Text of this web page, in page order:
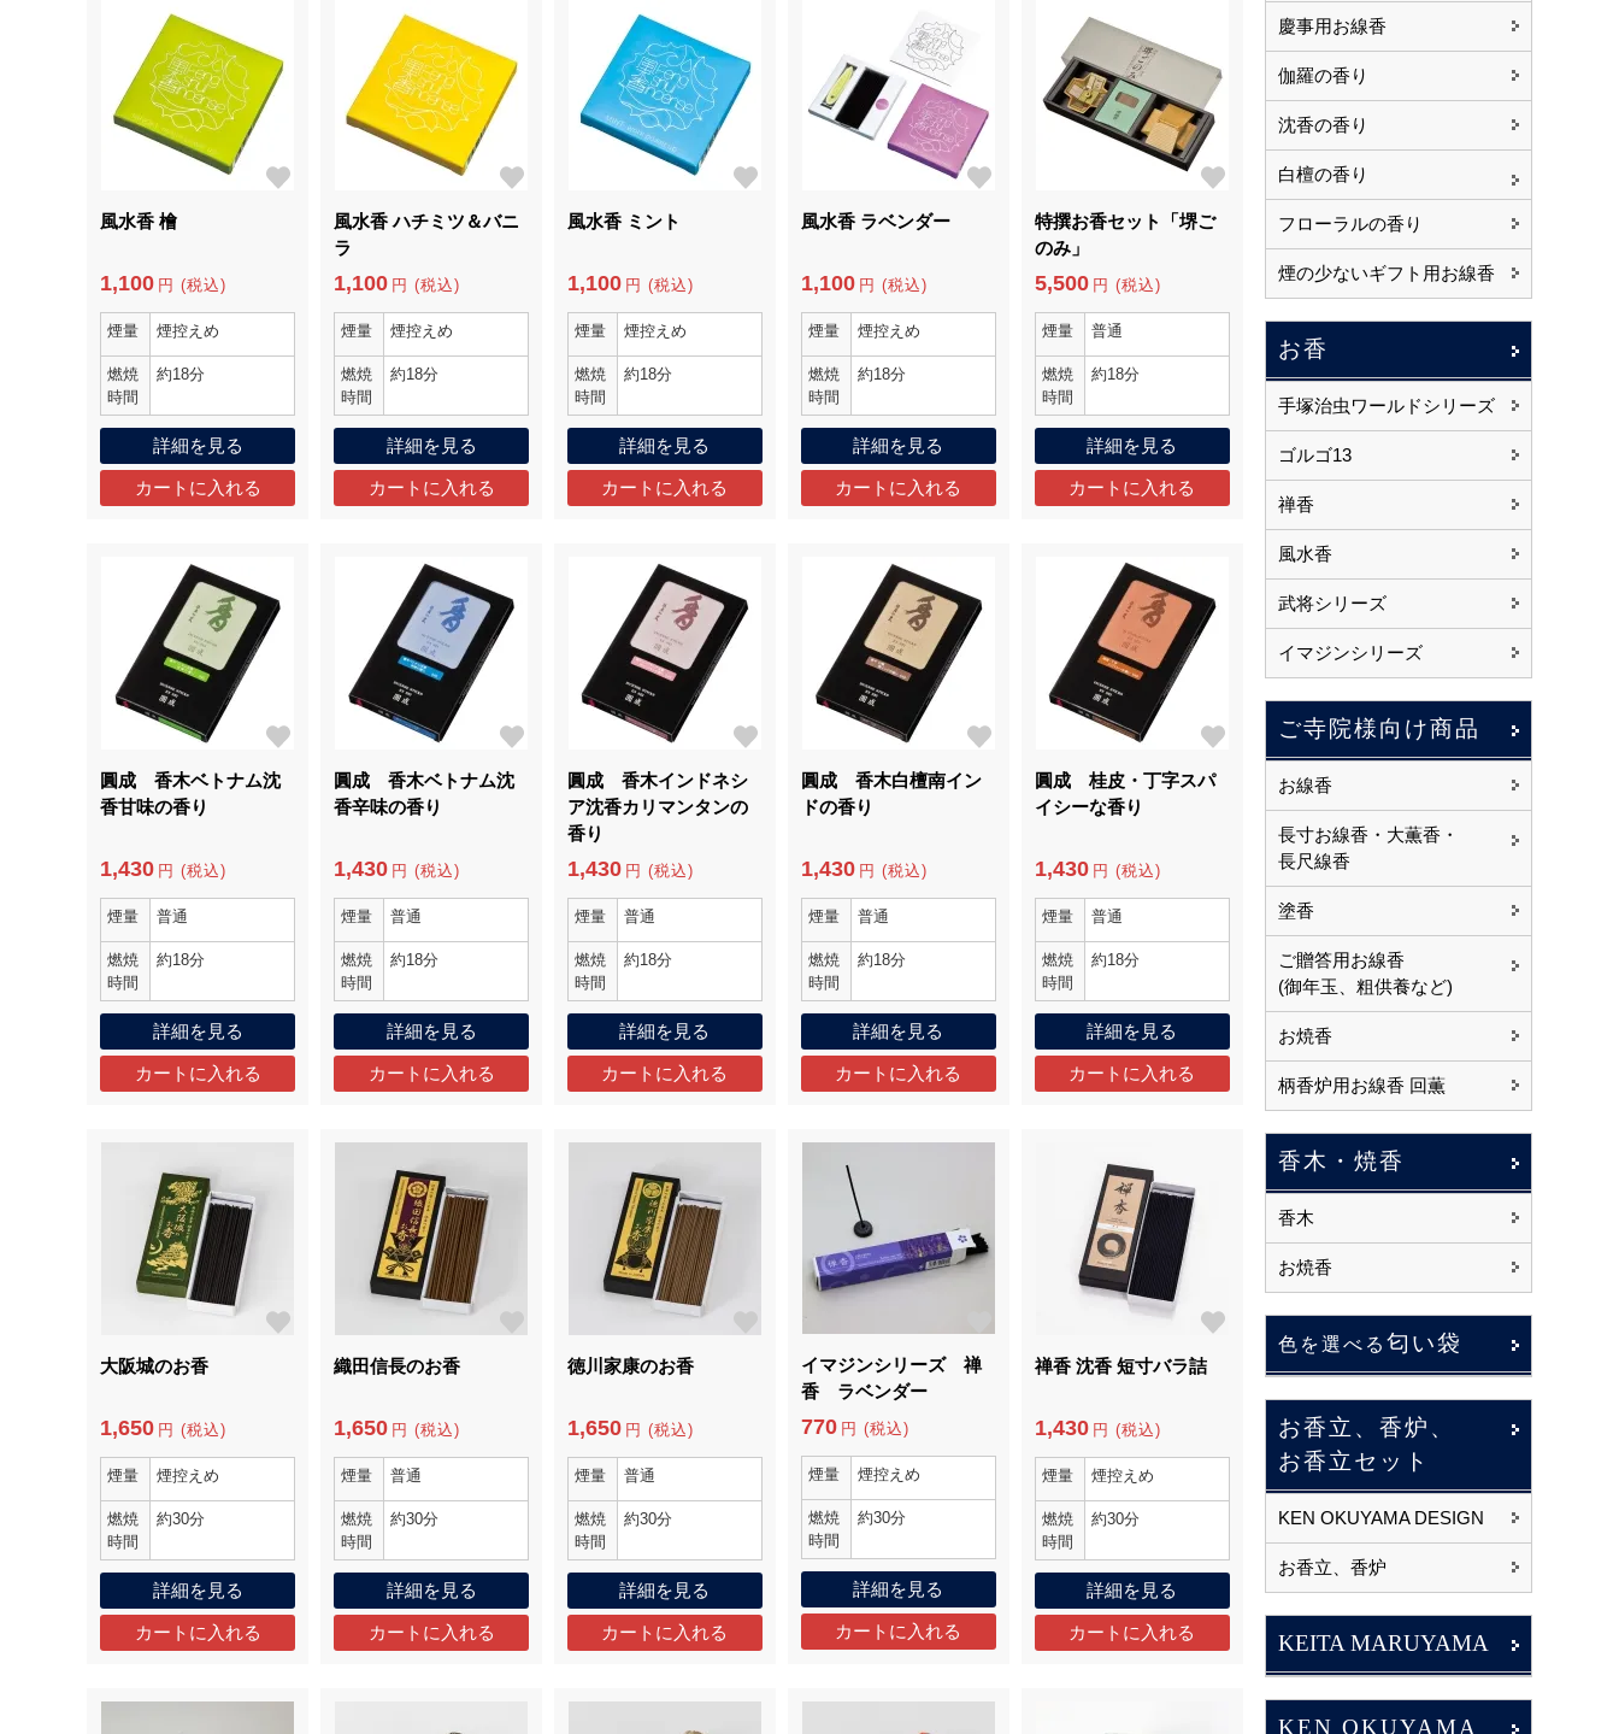
風水香 檜
1,100 円 (税込)
煙量 煙控えめ
燃焼
時間
約18分
詳細を見る
風水香 ハチミツ＆バニ
ラ
1,100 円 (税込)
煙量 煙控えめ
燃焼
時間
約18分
詳細を見る
風水香 ミント
1,100 円 (税込)
煙量 煙控えめ
燃焼
時間
約18分
詳細を見る
風水香 ラベンダー
1,100 円 (税込)
煙量 煙控えめ
燃焼
時間
約18分
詳細を見る
特撰お香セット「堺ご
のみ」
5,500 円 (税込)
煙量 普通
燃焼
時間
約18分
詳細を見る
圓成 香木ベトナム沈
香甘味の香り
1,430 円 (税込)
煙量 普通
燃焼
時間
約18分
詳細を見る
圓成 香木ベトナム沈
香辛味の香り
1,430 円 (税込)
煙量 普通
燃焼
時間
約18分
詳細を見る
圓成 香木インドネシ
ア沈香カリマンタンの
香り
1,430 円 (税込)
煙量 普通
燃焼
時間
約18分
詳細を見る
圓成 香木白檀南イン
ドの香り
1,430 円 (税込)
煙量 普通
燃焼
時間
約18分
詳細を見る
圓成 桂皮・丁字スパ
イシーな香り
1,430 円 (税込)
煙量 普通
燃焼
時間
約18分
詳細を見る
大阪城のお香
1,650 円 (税込)
煙量 煙控えめ
燃焼
時間
約30分
詳細を見る
織田信長のお香
1,650 円 (税込)
煙量 普通
燃焼
時間
約30分
詳細を見る
徳川家康のお香
1,650 円 (税込)
煙量 普通
燃焼
時間
約30分
詳細を見る
イマジンシリーズ 禅
香 ラベンダー
770 円 (税込)
煙量 煙控えめ
燃焼
時間
約30分
詳細を見る
禅香 沈香 短寸バラ詰
1,430 円 (税込)
煙量 煙控えめ
燃焼
時間
約30分
詳細を見る
慶事用お線香
伽羅の香り
沈香の香り
白檀の香り
フローラルの香り
煙の少ないギフト用お線香
お香
手塚治虫ワールドシリーズ
ゴルゴ13
禅香
風水香
武将シリーズ
イマジンシリーズ
ご寺院様向け商品
お線香
長寸お線香・大薫香・
長尺線香
塗香
ご贈答用お線香
(御年玉、粗供養など)
お焼香
柄香炉用お線香 回薫
香木・焼香
香木
お焼香
色を選べる 匂い袋
お香立、香炉、
お香立セット
KEN OKUYAMA DESIGN
お香立、香炉
KEITA MARUYAMA
KEN OKUYAMA